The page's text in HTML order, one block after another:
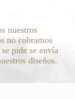
nuestros
no cobramos
pide se envía
diseños.